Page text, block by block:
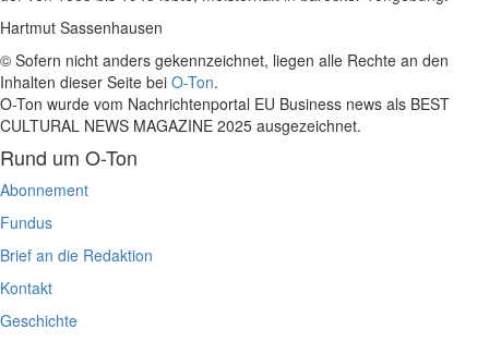
Hartmut Sassenhausen
© Sofern nicht anders gekennzeichnet, liegen alle Rechte an den
Inhalten dieser Seite bei O-Ton.
O-Ton wurde vom Nachrichtenportal EU Business news als BEST
CULTURAL NEWS MAGAZINE 2025 ausgezeichnet.
Rund um O-Ton
Abonnement
Fundus
Brief an die Redaktion
Kontakt
Geschichte